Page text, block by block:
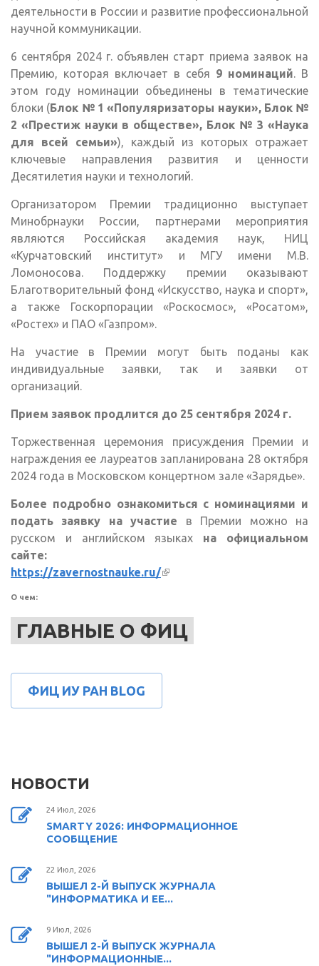
деятельности в России и развитие профессиональной
научной коммуникации.
6 сентября 2024 г. объявлен старт приема заявок на
Премию, которая включает в себя 9 номинаций. В
этом году номинации объединены в тематические
блоки (Блок № 1 «Популяризаторы науки», Блок №
2 «Престиж науки в обществе», Блок № 3 «Наука
для всей семьи»), каждый из которых отражает
ключевые направления развития и ценности
Десятилетия науки и технологий.
Организатором Премии традиционно выступает
Минобрнауки России, партнерами мероприятия
являются Российская академия наук, НИЦ
«Курчатовский институт» и МГУ имени М.В.
Ломоносова. Поддержку премии оказывают
Благотворительный фонд «Искусство, наука и спорт»,
а также Госкорпорации «Роскосмос», «Росатом»,
«Ростех» и ПАО «Газпром».
На участие в Премии могут быть поданы как
индивидуальные заявки, так и заявки от
организаций.
Прием заявок продлится до 25 сентября 2024 г.
Торжественная церемония присуждения Премии и
награждения ее лауреатов запланирована 28 октября
2024 года в Московском концертном зале «Зарядье».
Более подробно ознакомиться с номинациями и
подать заявку на участие в Премии можно на
русском и английском языках на официальном
сайте:
https://zavernostnauke.ru/(внешняя ссылка)
О чем:
ГЛАВНЫЕ О ФИЦ
ФИЦ ИУ РАН BLOG
НОВОСТИ
24 Июл, 2026
SMARTY 2026: ИНФОРМАЦИОННОЕ
СООБЩЕНИЕ
22 Июл, 2026
ВЫШЕЛ 2-Й ВЫПУСК ЖУРНАЛА
"ИНФОРМАТИКА И ЕЕ...
9 Июл, 2026
ВЫШЕЛ 2-Й ВЫПУСК ЖУРНАЛА
"ИНФОРМАЦИОННЫЕ...